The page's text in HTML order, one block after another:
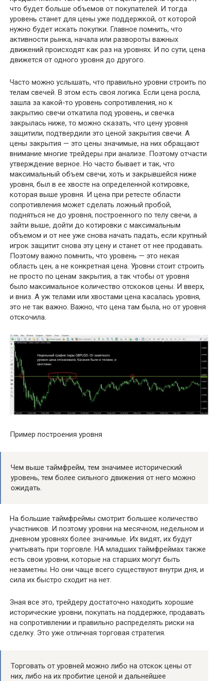
что будет больше объемов от покупателей. И тогда
уровень станет для цены уже поддержкой, от которой
нужно будет искать покупки. Главное помнить, что
активности рынка, начала или развороты важных
движений происходят как раз на уровнях. И по сути, цена
движется от одного уровня до другого.
Часто можно услышать, что правильно уровни строить по
телам свечей. В этом есть своя логика. Если цена росла,
зашла за какой-то уровень сопротивления, но к
закрытию свечи откатила под уровень, и свечка
закрылась ниже, то можно сказать, что цену уровня
защитили, подтвердили это ценой закрытия свечи. А
цены закрытия — это цены значимые, на них обращают
внимание многие трейдеры при анализе. Поэтому отчасти
утверждение верное. Но часто бывает и так, что
максимальный объем свечи, хоть и закрывшейся ниже
уровня, был в ее хвосте на определенной котировке,
которая выше уровня. И цена при ретесте области
сопротивления может сделать ложный пробой,
подняться не до уровня, построенного по телу свечи, а
зайти выше, дойти до котировки с максимальным
объемом и от нее уже снова начать падать, если крупный
игрок защитит снова эту цену и станет от нее продавать.
Поэтому важно помнить, что уровень — это некая
область цен, а не конкретная цена. Уровни стоит строить
не просто по ценам закрытия, а так чтобы от уровня
было максимальное количество отскоков цены. И вверх,
и вниз. А уж телами или хвостами цена касалась уровня,
это не так важно. Важно, что цена там была, но от уровня
отскочила.
Пример построения уровня
Чем выше таймфрейм, тем значимее исторический
уровень, тем более сильного движения от него можно
ожидать.
На большие таймфреймы смотрит большее количество
участников. И поэтому уровни на месячном, недельном и
дневном уровнях более значимые. Их видят, их будут
учитывать при торговле. НА младших таймфреймах также
есть свои уровни, которые на старших могут быть
незаметны. Но они чаще всего существуют внутри дня, и
сила их быстро сходит на нет.
Зная все это, трейдеру достаточно находить хорошие
исторические уровни, покупать на поддержке, продавать
на сопротивлении и правильно распределять риски на
сделку. Это уже отличная торговая стратегия.
Торговать от уровней можно либо на отскок цены от
них, либо на их пробитие ценой и дальнейшее